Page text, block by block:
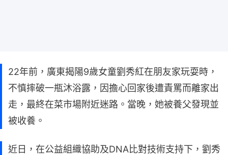
22年前，廣東揭陽9歲女童劉秀紅在朋友家玩耍時，
不慎摔破一瓶沐浴露，因擔心回家後遭責罵而離家出
走，最終在菜市場附近迷路。當晚，她被養父發現並
被收養。
近日，在公益組織協助及DNA比對技術支持下，劉秀